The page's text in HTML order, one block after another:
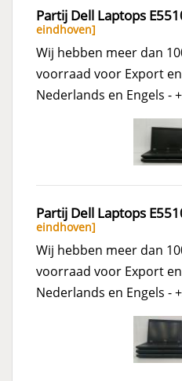
Partij Dell Laptops
eindhoven]
Wij hebben meer dan
voorraad voor Export
Nederlands en Engels -
Partij Dell Laptops
eindhoven]
Wij hebben meer dan
voorraad voor Export
Nederlands en Engels -